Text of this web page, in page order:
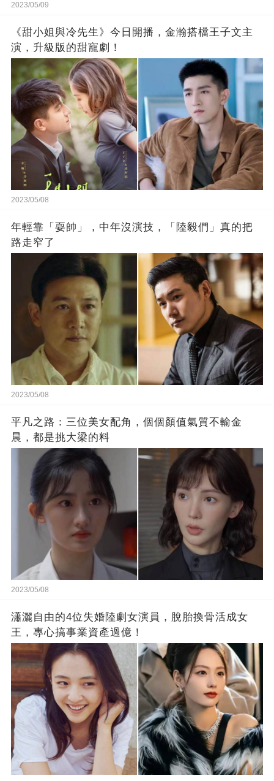
2023/05/09
《甜小姐與冷先生》今日開播，金瀚搭檔王子文主
演，升級版的甜寵劇！
2023/05/08
年輕靠「耍帥」，中年沒演技，「陸毅們」真的把
路走窄了
2023/05/08
平凡之路：三位美女配角，個個顏值氣質不輸金
晨，都是挑大梁的料
2023/05/08
瀟灑自由的4位失婚陸劇女演員，脫胎換骨活成女
王，專心搞事業資產過億！